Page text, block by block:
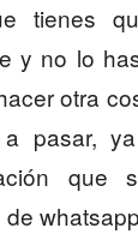
tienes
y no lo
otra
pasar,
que